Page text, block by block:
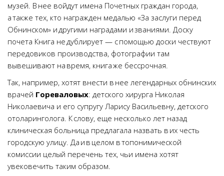
музей. В нее войдут имена Почетных граждан города,
а также тех, кто награжден медалью «За заслуги перед
Обнинском» и другими наградами и званиями. Доску
почета Книга не дублирует — с помощью доски чествуют
передовиков производства, фотографии там
вывешивают на время, книга же бессрочная.
Так, например, хотят внести в нее легендарных обнинских
врачей Гореваловых: детского хирурга Николая
Николаевича и его супругу Ларису Васильевну, детского
отоларинголога. К слову, еще несколько лет назад
клиническая больница предлагала назвать в их честь
городскую улицу. Да и в целом в топонимической
комиссии целый перечень тех, чьи имена хотят
увековечить таким образом.